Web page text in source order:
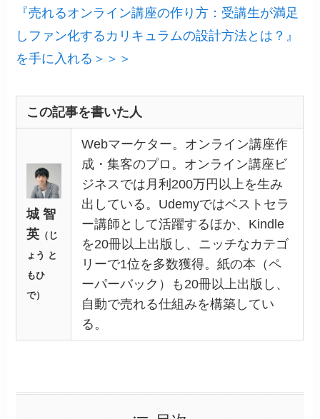
『売れるオンライン講座の作り方：受講生が満足
しファン化するカリキュラムの設計方法とは？』
を手に入れる＞＞＞
この記事を書いた人
城 智
英（じ
ょう と
もひ
で）
Webマーケター。オンライン講座作
成・集客のプロ。オンライン講座ビ
ジネスでは月利200万円以上を生み
出している。Udemyではベストセラ
ー講師として活躍するほか、Kindle
を20冊以上出版し、ニッチなカテゴ
リーで1位を多数獲得。紙の本（ペ
ーパーバック）も20冊以上出版し、
自動で売れる仕組みを構築してい
る。